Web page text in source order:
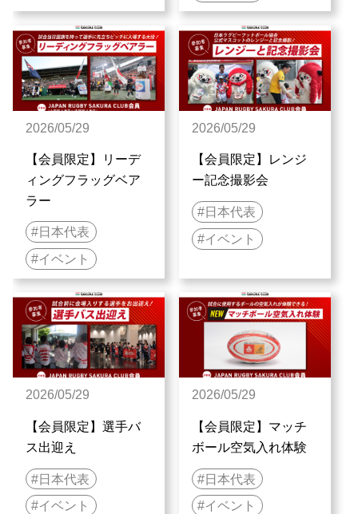
2026/05/29
【会員限定】リーデ
ィングフラッグベア
ラー
日本代表
イベント
2026/05/29
【会員限定】レンジ
ー記念撮影会
日本代表
イベント
2026/05/29
【会員限定】選手バ
ス出迎え
日本代表
イベント
2026/05/29
【会員限定】マッチ
ボール空気入れ体験
日本代表
イベント